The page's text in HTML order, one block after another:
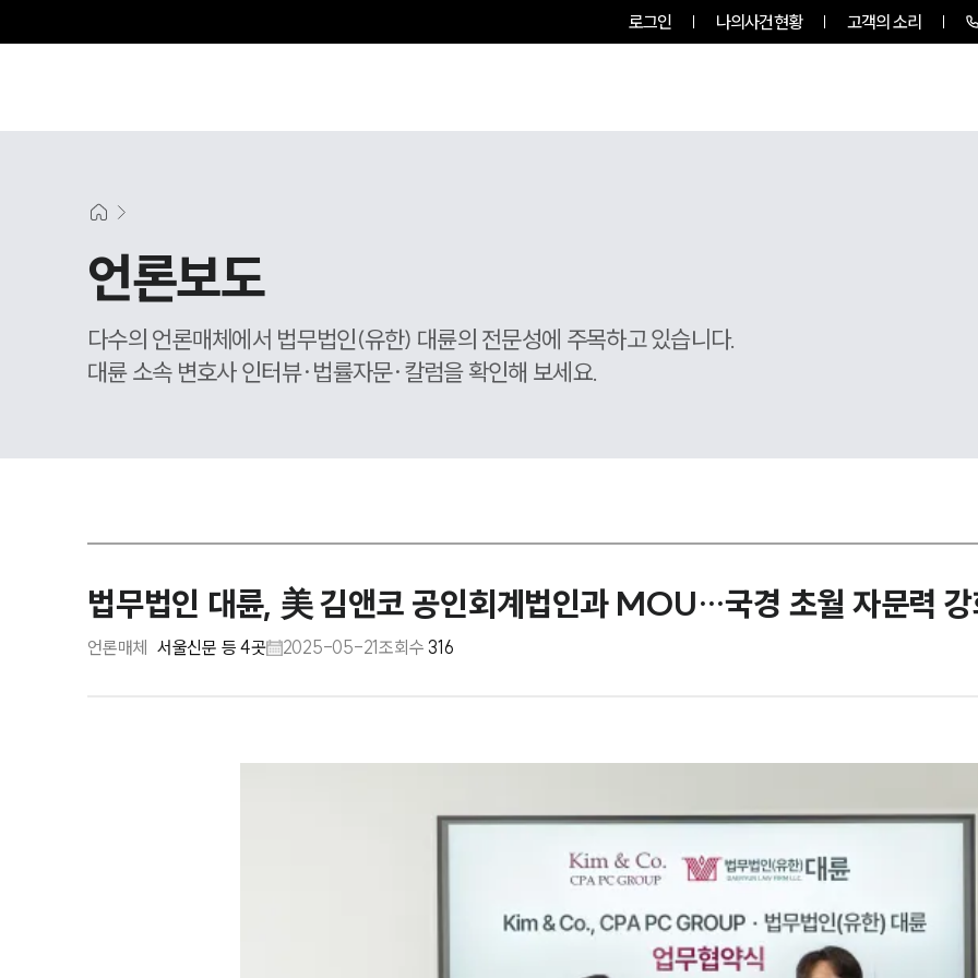
로그인 나의사건현황 고객의 소리
언론보도
다수의 언론매체에서 법무법인(유한) 대륜의 전문성에 주목하고 있습니다.
대륜 소속 변호사 인터뷰·법률자문·칼럼을 확인해 보세요.
법무법인 대륜, 美 김앤코 공인회계법인과 MOU…국경 초월 자문력
언론매체 서울신문 등 4곳 2025-05-21조회수 316